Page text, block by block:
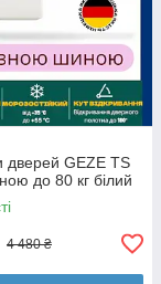
дверей GEZE TS
до 80 кг білий
4 480 ₴